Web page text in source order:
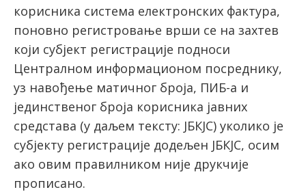
корисника система електронских фактура,
поновно регистровање врши се на захтев
који субјект регистрације подноси
Централном информационом посреднику,
уз навођење матичног броја, ПИБ-а и
јединственог броја корисника јавних
средстава (у даљем тексту: ЈБКЈС) уколико је
субјекту регистрације додељен ЈБКЈС, осим
ако овим правилником није друкчије
прописано.